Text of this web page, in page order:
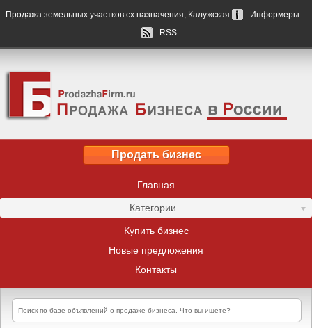
Продажа земельных участков сх назначения, Калужская
- Информеры
- RSS
Продать бизнес
Главная
Категории
Купить бизнес
Новые предложения
Контакты